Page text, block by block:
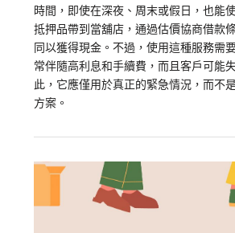
時間，即使在深夜、周末或假日，也能
抵押品帶到當舖店，通過估價協商借款
同以獲得現金。不過，使用這種服務需
常伴隨高利息和手續費，而且客戶可能
此，它應僅用於真正的緊急情況，而不
方案。